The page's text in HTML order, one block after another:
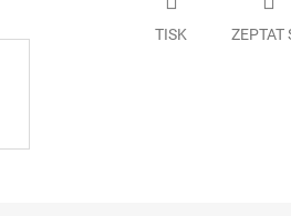
TISK ZEPTAT